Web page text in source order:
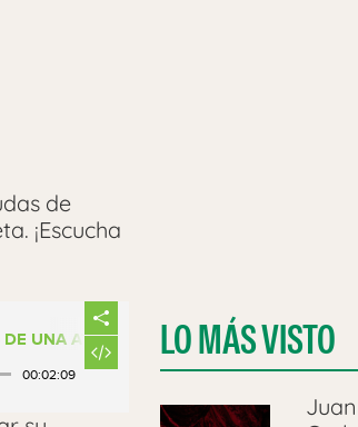
de
¡Escucha
UNA ATREVIDA SOBRE SU RELACIÓN
00:02:09
abierta
se
LO MÁS VISTO